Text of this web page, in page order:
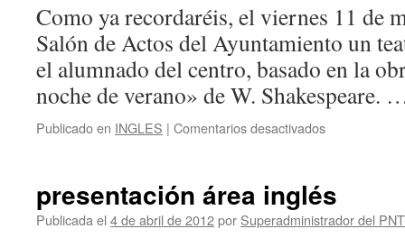
Como ya recordaréis, el viernes 11 de
Salón de Actos del Ayuntamiento un
el alumnado del centro, basado en la
noche de verano» de W. Shakespeare.
Publicado en INGLES | Comentarios desactivadosen
en
inglés
presentación área inglés
Publicada el 4 de abril de 2012por Superadministrador del